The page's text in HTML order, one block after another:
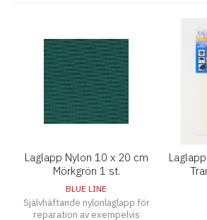
Laglapp Nylon 10 x 20 cm
Mörkgrön 1 st.
BLUE LINE
Självhäftande nylonlaglapp för
reparation av exempelvis